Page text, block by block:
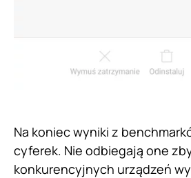
Na koniec wyniki z
cyferek. Nie odbiegają one
konkurencyjnych urządzeń